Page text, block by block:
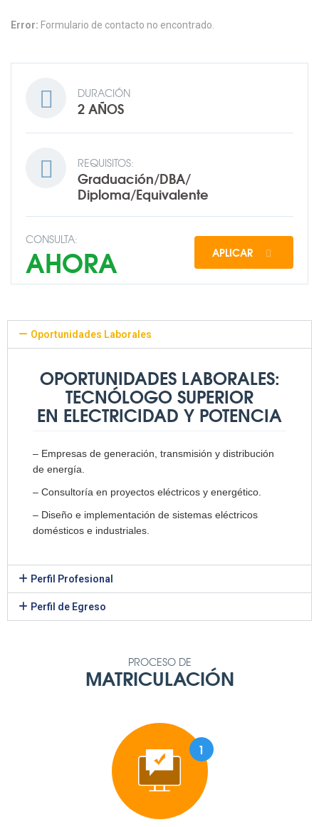
Error: Formulario de contacto no encontrado.
DURACIÓN
2 AÑOS
REQUISITOS:
Graduación/DBA/
Diploma/Equivalente
CONSULTA:
AHORA APLICAR
Oportunidades Laborales
OPORTUNIDADES LABORALES:
TECNÓLOGO SUPERIOR
EN ELECTRICIDAD Y POTENCIA
– Empresas de generación, transmisión y distribución
de energía.
– Consultoría en proyectos eléctricos y energético.
– Diseño e implementación de sistemas eléctricos
domésticos e industriales.
Perfil Profesional
Perfil de Egreso
PROCESO DE
MATRICULACIÓN
1